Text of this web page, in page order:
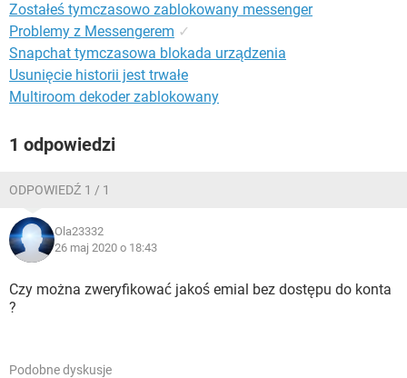
Zostałeś tymczasowo zablokowany messenger
Problemy z Messengerem ✓
Snapchat tymczasowa blokada urządzenia
Usunięcie historii jest trwałe
Multiroom dekoder zablokowany
1 odpowiedzi
ODPOWIEDŹ 1 / 1
Ola23332
26 maj 2020 o 18:43
Czy można zweryfikować jakoś emial bez dostępu do konta
?
Podobne dyskusje